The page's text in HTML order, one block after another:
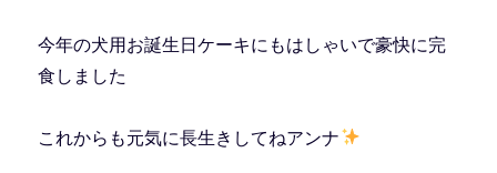
今年の犬用お誕生日ケーキにもはしゃいで豪快に完
食しました
これからも元気に長生きしてねアンナ